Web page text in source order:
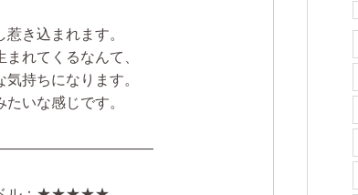
き込まれます。
れてくるなんて、
持ちになります。
いな感じです。